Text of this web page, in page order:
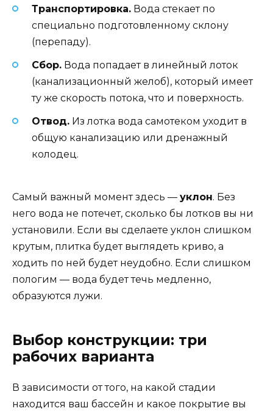
Транспортировка. Вода стекает по
специально подготовленному склону
(перепаду).
Сбор. Вода попадает в линейный лоток
(канализационный желоб), который имеет
ту же скорость потока, что и поверхность.
Отвод. Из лотка вода самотеком уходит в
общую канализацию или дренажный
колодец.
Самый важный момент здесь — уклон. Без
него вода не потечет, сколько бы лотков вы ни
установили. Если вы сделаете уклон слишком
крутым, плитка будет выглядеть криво, а
ходить по ней будет неудобно. Если слишком
пологим — вода будет течь медленно,
образуются лужи.
Выбор конструкции: три
рабочих варианта
В зависимости от того, на какой стадии
находится ваш бассейн и какое покрытие вы